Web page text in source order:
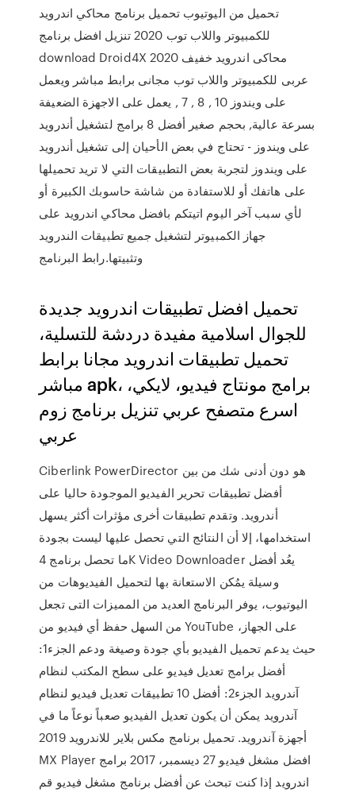
تحميل من اليوتيوب تحميل برنامج محاكي اندرويد
للكمبيوتر واللاب توب 2020 تنزيل افضل برنامج
download Droid4X 2020 محاكى اندرويد خفيف
عربى للكمبيوتر واللاب توب مجانى برابط مباشر ويعمل
على ويندوز 10 , 8 , 7 , يعمل على الاجهزة الضعيفة
بسرعة عالية, بحجم صغير أفضل 8 برامج لتشغيل أندرويد
على ويندوز - تحتاج في بعض الأحيان إلى تشغيل أندرويد
على ويندوز لتجربة بعض التطبيقات التي لا تريد تحميلها
على هاتفك أو للاستفادة من شاشة حاسوبك الكبيرة أو
لأي سبب آخر اليوم اتيتكم بافضل محاكي اندرويد على
جهاز الكمبيوتر لتشغيل جميع تطبيقات الندرويد
وتثبيتها.رابط البرنامج
تحميل افضل تطبيقات اندرويد جديدة
للجوال اسلامية مفيدة دردشة للتسلية،
تحميل تطبيقات اندرويد مجانا برابط
مباشر apk، برامج مونتاج فيديو، لايكي،
اسرع متصفح عربي تنزيل برنامج زوم
عربي
Ciberlink PowerDirector هو دون أدنى شك من بين
أفضل تطبيقات تحرير الفيديو الموجودة حاليا على
أندرويد. وتقدم تطبيقات أخرى مؤثرات أكثر يسهل
استخدامها، إلا أن النتائج التي تحصل عليها ليست بجودة
ما تحصل برنامج 4K Video Downloader يعُد أفضل
وسيلة يمُكن الاستعانة بها لتحميل الفيديوهات من
اليوتيوب، يوفر البرنامج العديد من المميزات التى تجعل
من السهل حفظ أي فيديو من YouTube على الجهاز،
حيث يدعم تحميل الفيديو بأي جودة وصيغة ودعم الجزء1:
أفضل برامج تعديل فيديو على سطح المكتب لنظام
آندرويد الجزء2: أفضل 10 تطبيقات تعديل فيديو لنظام
آندرويد يمكن أن يكون تعديل الفيديو صعباً نوعاً ما في
أجهزة آندرويد. تحميل برنامج مكس بلاير للاندرويد 2019
MX Player افضل مشغل فيديو 27 ديسمبر، 2017 برامج
اندرويد إذا كنت تبحث عن أفضل برنامج مشغل فيديو قم